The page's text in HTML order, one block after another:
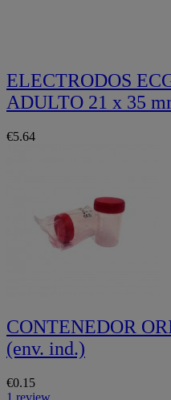
ELECTRODOS
ADULTO 21 x 35
€5.64
CONTENEDOR
(env. ind.)
€0.15
1 review